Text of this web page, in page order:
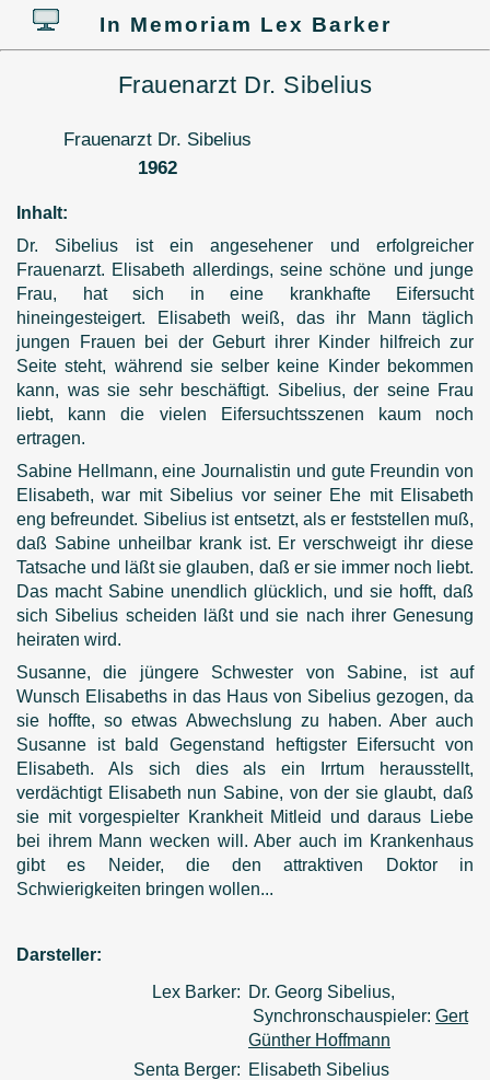
In Memoriam Lex Barker
Frauenarzt Dr. Sibelius
Frauenarzt Dr. Sibelius
1962
Inhalt:
Dr. Sibelius ist ein angesehener und erfolgreicher
Frauenarzt. Elisabeth allerdings, seine schöne und junge
Frau, hat sich in eine krankhafte Eifersucht
hineingesteigert. Elisabeth weiß, das ihr Mann täglich
jungen Frauen bei der Geburt ihrer Kinder hilfreich zur
Seite steht, während sie selber keine Kinder bekommen
kann, was sie sehr beschäftigt. Sibelius, der seine Frau
liebt, kann die vielen Eifersuchtsszenen kaum noch
ertragen.
Sabine Hellmann, eine Journalistin und gute Freundin von
Elisabeth, war mit Sibelius vor seiner Ehe mit Elisabeth
eng befreundet. Sibelius ist entsetzt, als er feststellen muß,
daß Sabine unheilbar krank ist. Er verschweigt ihr diese
Tatsache und läßt sie glauben, daß er sie immer noch liebt.
Das macht Sabine unendlich glücklich, und sie hofft, daß
sich Sibelius scheiden läßt und sie nach ihrer Genesung
heiraten wird.
Susanne, die jüngere Schwester von Sabine, ist auf
Wunsch Elisabeths in das Haus von Sibelius gezogen, da
sie hoffte, so etwas Abwechslung zu haben. Aber auch
Susanne ist bald Gegenstand heftigster Eifersucht von
Elisabeth. Als sich dies als ein Irrtum herausstellt,
verdächtigt Elisabeth nun Sabine, von der sie glaubt, daß
sie mit vorgespielter Krankheit Mitleid und daraus Liebe
bei ihrem Mann wecken will. Aber auch im Krankenhaus
gibt es Neider, die den attraktiven Doktor in
Schwierigkeiten bringen wollen...
Darsteller:
Lex Barker: Dr. Georg Sibelius,
Synchronschauspieler: Gert
Günther Hoffmann
Senta Berger: Elisabeth Sibelius